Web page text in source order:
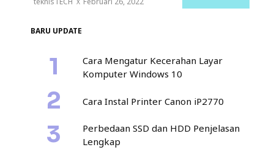
BARU UPDATE
Cara Mengatur Kecerahan Layar
Komputer Windows 10
Cara Instal Printer Canon iP2770
Perbedaan SSD dan HDD Penjelasan
Lengkap